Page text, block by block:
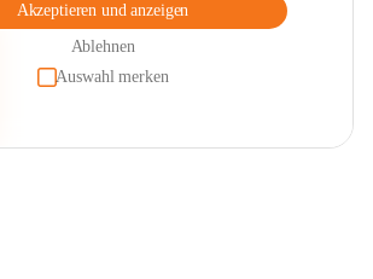
Akzeptieren und anzeigen
Ablehnen
Auswahl merken